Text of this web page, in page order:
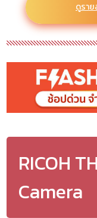
ดูราย
RICOH
Camera